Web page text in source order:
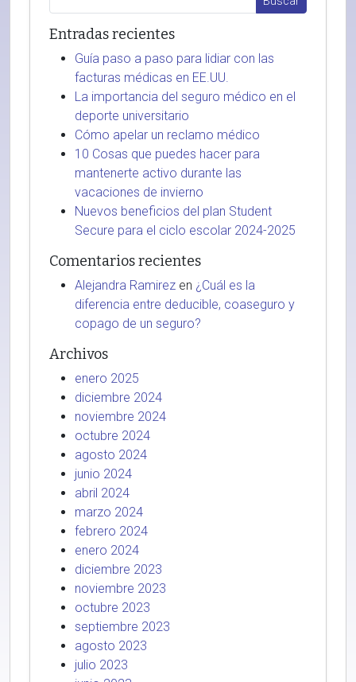
Entradas recientes
Guía paso a paso para lidiar con las
facturas médicas en EE.UU.
La importancia del seguro médico en el
deporte universitario
Cómo apelar un reclamo médico
10 Cosas que puedes hacer para
mantenerte activo durante las
vacaciones de invierno
Nuevos beneficios del plan Student
Secure para el ciclo escolar 2024-2025
Comentarios recientes
Alejandra Ramirez en ¿Cuál es la
diferencia entre deducible, coaseguro y
copago de un seguro?
Archivos
enero 2025
diciembre 2024
noviembre 2024
octubre 2024
agosto 2024
junio 2024
abril 2024
marzo 2024
febrero 2024
enero 2024
diciembre 2023
noviembre 2023
octubre 2023
septiembre 2023
agosto 2023
julio 2023